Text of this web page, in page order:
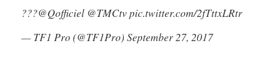
???@Qofficiel @TMCtvpic.twitter.com/2fTttxLRtr
— TF1 Pro (@TF1Pro) September 27, 2017